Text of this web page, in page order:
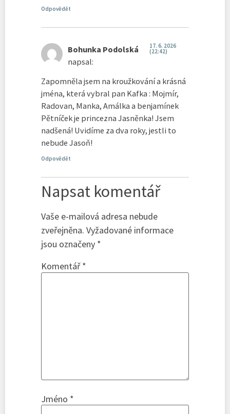
Odpovědět
Bohunka Podolská
napsal:
17. 6. 2026
(22:42)
Zapomněla jsem na kroužkování a krásná
jména, která vybral pan Kafka : Mojmír,
Radovan, Manka, Amálka a benjamínek
Pětníček je princezna Jasněnka! Jsem
nadšená! Uvidíme za dva roky, jestli to
nebude Jasoň!
Odpovědět
Napsat komentář
Vaše e-mailová adresa nebude
zveřejněna. Vyžadované informace
jsou označeny *
Komentář*
Jméno *